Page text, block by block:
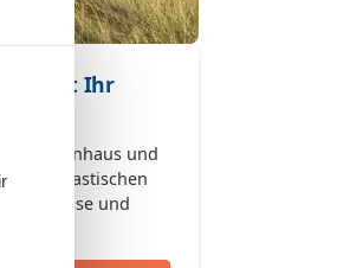
Sie jetzt Ihr
Ihr Ferienhaus und
fantastischen
Erlebnisse und